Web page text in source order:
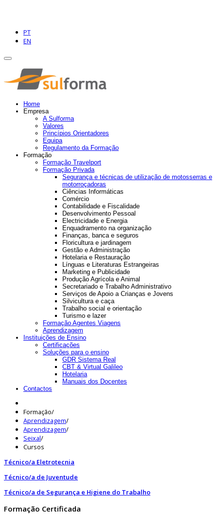
PT
EN
Home
Empresa
A Sulforma
Valores
Princípios Orientadores
Equipa
Regulamento da Formação
Formação
Formação Travelport
Formação Privada
Segurança e técnicas de utilização de motosserras e
motorroçadoras
Ciências Informáticas
Comércio
Contabilidade e Fiscalidade
Desenvolvimento Pessoal
Electricidade e Energia
Enquadramento na organização
Finanças, banca e seguros
Floricultura e jardinagem
Gestão e Administração
Hotelaria e Restauração
Línguas e Literaturas Estrangeiras
Marketing e Publicidade
Produção Agrícola e Animal
Secretariado e Trabalho Administrativo
Serviços de Apoio a Crianças e Jovens
Silvicultura e caça
Trabalho social e orientação
Turismo e lazer
Formação Agentes Viagens
Aprendizagem
Instituições de Ensino
Certificações
Soluções para o ensino
GDR Sistema Real
CBT & Virtual Galileo
Hotelaria
Manuais dos Docentes
Contactos
Formação/
Aprendizagem/
Aprendizagem/
Seixal/
Cursos
Técnico/a Eletrotecnia
Técnico/a de Juventude
Técnico/a de Segurança e Higiene do Trabalho
Formação Certificada